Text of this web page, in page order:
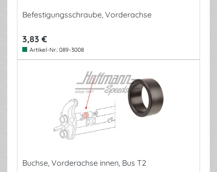
Befestigungsschraube, Vorderachse
3,83 €
Artikel-Nr.: 089-3008
Buchse, Vorderachse innen, Bus T2